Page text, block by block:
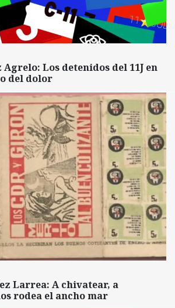
Los detenidos del 11J en
del dolor
Larrea: A chivatear, a
rodea el ancho mar